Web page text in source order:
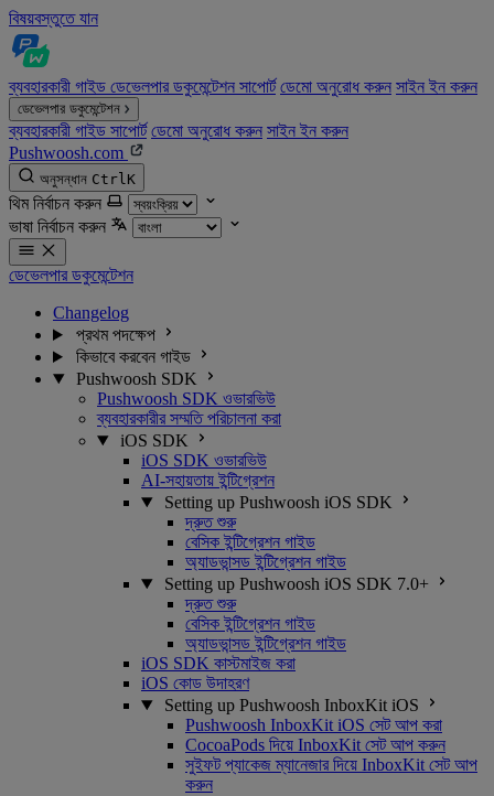
বিষয়বস্তুতে যান
ব্যবহারকারী গাইড ডেভেলপার ডকুমেন্টেশন সাপোর্ট ডেমো অনুরোধ করুন সাইন ইন করুন
ডেভেলপার ডকুমেন্টেশন
ব্যবহারকারী গাইড সাপোর্ট ডেমো অনুরোধ করুন সাইন ইন করুন
Pushwoosh.com
অনুসন্ধান CtrlK
থিম নির্বাচন করুন
ভাষা নির্বাচন করুন
ডেভেলপার ডকুমেন্টেশন
Changelog
প্রথম পদক্ষেপ
কিভাবে করবেন গাইড
Pushwoosh SDK
Pushwoosh SDK ওভারভিউ
ব্যবহারকারীর সম্মতি পরিচালনা করা
iOS SDK
iOS SDK ওভারভিউ
AI-সহায়তায় ইন্টিগ্রেশন
Setting up Pushwoosh iOS SDK
দ্রুত শুরু
বেসিক ইন্টিগ্রেশন গাইড
অ্যাডভান্সড ইন্টিগ্রেশন গাইড
Setting up Pushwoosh iOS SDK 7.0+
দ্রুত শুরু
বেসিক ইন্টিগ্রেশন গাইড
অ্যাডভান্সড ইন্টিগ্রেশন গাইড
iOS SDK কাস্টমাইজ করা
iOS কোড উদাহরণ
Setting up Pushwoosh InboxKit iOS
Pushwoosh InboxKit iOS সেট আপ করা
CocoaPods দিয়ে InboxKit সেট আপ করুন
সুইফট প্যাকেজ ম্যানেজার দিয়ে InboxKit সেট আপ
করুন